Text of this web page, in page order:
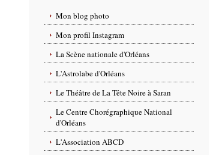
Mon blog photo
Mon profil Instagram
La Scène nationale d'Orléans
L'Astrolabe d'Orléans
Le Théâtre de La Tête Noire à Saran
Le Centre Chorégraphique National
d'Orléans
L'Association ABCD